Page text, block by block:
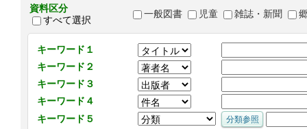
資料区分
すべて選択
一般図書 児童 雑誌・新聞
キーワード１
キーワード２
キーワード３
キーワード４
キーワード５